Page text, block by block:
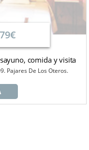
79€
comida y visita
Pajares De Los Oteros.